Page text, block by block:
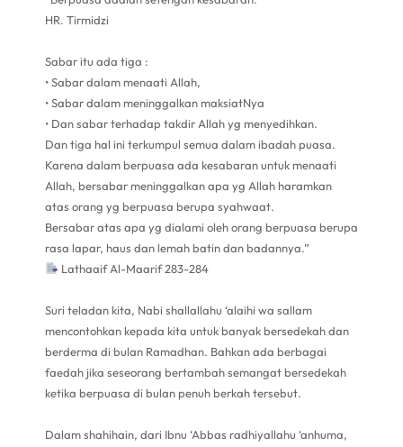
HR. Tirmidzi
Sabar itu ada tiga :
• Sabar dalam menaati Allah,
• Sabar dalam meninggalkan maksiatNya
• Dan sabar terhadap takdir Allah yg menyedihkan.
Dan tiga hal ini terkumpul semua dalam ibadah puasa.
Karena dalam berpuasa ada kesabaran untuk menaati
Allah, bersabar meninggalkan apa yg Allah haramkan
atas orang yg berpuasa berupa syahwaat.
Bersabar atas apa yg dialami oleh orang berpuasa berupa
rasa lapar, haus dan lemah batin dan badannya.”
Lathaaif Al-Maarif 283-284
Suri teladan kita, Nabi shallallahu ‘alaihi wa sallam
mencontohkan kepada kita untuk banyak bersedekah dan
berderma di bulan Ramadhan. Bahkan ada berbagai
faedah jika seseorang bertambah semangat bersedekah
ketika berpuasa di bulan penuh berkah tersebut.
Dalam shahihain, dari Ibnu ‘Abbas radhiyallahu ‘anhuma,